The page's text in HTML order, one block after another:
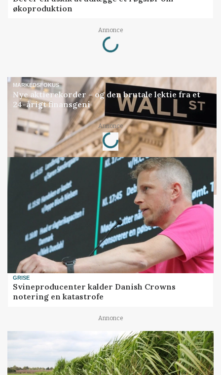
økoproduktion
Annonce
Loading...
MARKEDSFOKUS
Nye aktierekorder – og den brutale lektie fra et
24-årigt finansgeni
Annonce
Loading...
GRISE
Svineproducenter kalder Danish Crowns
notering en katastrofe
Annonce